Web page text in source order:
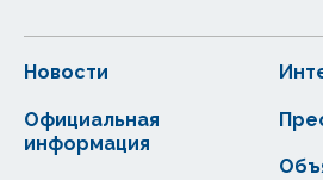
Новости
Официальная
информация